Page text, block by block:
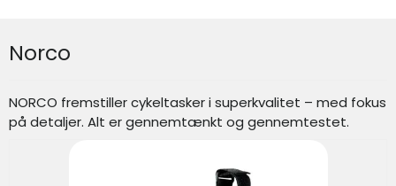
Norco
NORCO fremstiller cykeltasker i superkvalitet – med fokus
på detaljer. Alt er gennemtænkt og gennemtestet.